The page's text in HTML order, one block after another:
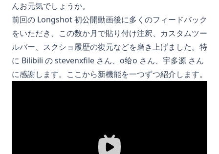
んお元気でしょうか。
前回の Longshot 初公開動画後に多くのフィードバック
をいただき、この数か月で貼り付け注釈、カスタムツー
ルバー、スクショ履歴の復元などを磨き上げました。特
に Bilibili の stevenxfile さん、o给o さん、宇多源 さん
に感謝します。ここから新機能を一つずつ紹介します。